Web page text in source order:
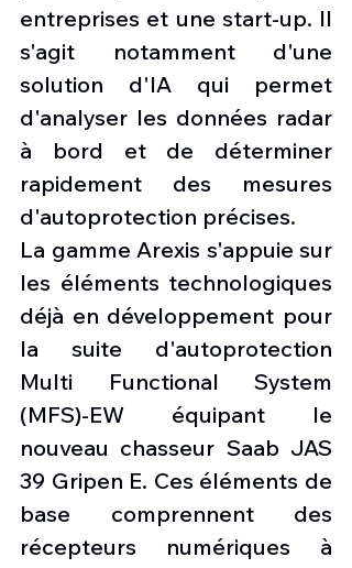
entreprises et une start-up. Il
s'agit notamment d'une
solution d'IA qui permet
d'analyser les données radar
à bord et de déterminer
rapidement des mesures
d'autoprotection précises.
La gamme Arexis s'appuie sur
les éléments technologiques
déjà en développement pour
la suite d'autoprotection
Multi Functional System
(MFS)-EW équipant le
nouveau chasseur Saab JAS
39 Gripen E. Ces éléments de
base comprennent des
récepteurs numériques à